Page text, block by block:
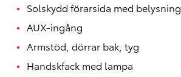
Solskydd förarsida med belysning
AUX-ingång
Armstöd, dörrar bak, tyg
Handskfack med lampa